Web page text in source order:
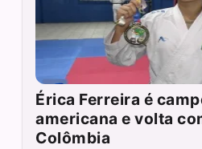
Érica Ferreira é
americana e volta
Colômbia